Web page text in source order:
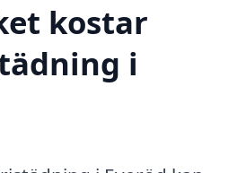
kostar
i